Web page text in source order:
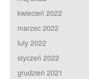
kwiecień 2022
marzec 2022
luty 2022
styczeń 2022
grudzień 2021